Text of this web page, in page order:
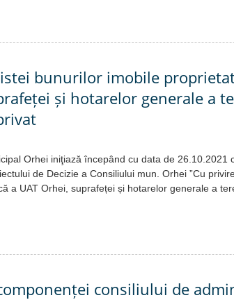
bunurilor imobile
și hotarelor generale a
Orhei iniţiază începând cu data de 26.10.2021
de Decizie a Consiliului mun. Orhei ”Cu
a UAT Orhei, suprafeței și hotarelor generale a
consiliului de